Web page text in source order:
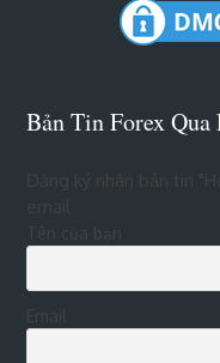
Bản Tin Forex Qua
Đăng ký nhận bản tin
Tên của bạn